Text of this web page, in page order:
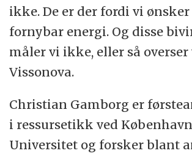
ikke. De er der fordi vi ønsker
fornybar energi. Og disse
måler vi ikke, eller så overser
Vissonova.
Christian Gamborg er
i ressursetikk ved
Universitet og forsker blant